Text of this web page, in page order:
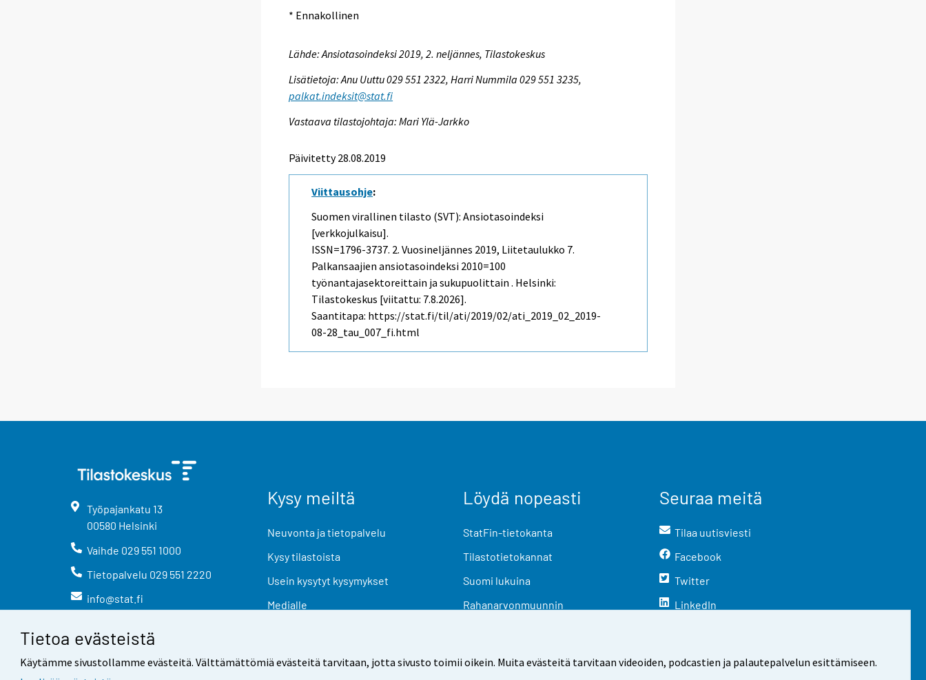
Tietoa evästeistä
Käytämme sivustollamme evästeitä. Välttämättömiä evästeitä tarvitaan, jotta sivusto toimii oikein. Muita evästeitä tarvitaan videoiden, podcastien ja palautepalvelun esittämiseen.
* Ennakollinen
Lähde: Ansiotasoindeksi 2019, 2. neljännes, Tilastokeskus
Lisätietoja: Anu Uuttu 029 551 2322, Harri Nummila 029 551 3235,
palkat.indeksit@stat.fi
Vastaava tilastojohtaja: Mari Ylä-Jarkko
Päivitetty 28.08.2019
Viittausohje:
Suomen virallinen tilasto (SVT): Ansiotasoindeksi
[verkkojulkaisu].
ISSN=1796-3737. 2. Vuosineljännes 2019, Liitetaulukko 7.
Palkansaajien ansiotasoindeksi 2010=100
työnantajasektoreittain ja sukupuolittain . Helsinki:
Tilastokeskus [viitattu: 7.8.2026].
Saantitapa: https://stat.fi/til/ati/2019/02/ati_2019_02_2019-
08-28_tau_007_fi.html
Työpajankatu 13
00580 Helsinki
Vaihde 029 551 1000
Tietopalvelu 029 551 2220
info@stat.fi
Kysy meiltä
Neuvonta ja tietopalvelu
Kysy tilastoista
Usein kysytyt kysymykset
Medialle
Löydä nopeasti
StatFin-tietokanta
Tilastotietokannat
Suomi lukuina
Rahanarvonmuunnin
Seuraa meitä
Tilaa uutisviesti
Facebook
Twitter
LinkedIn